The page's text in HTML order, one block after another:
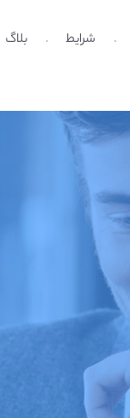
شرایط بلاگ